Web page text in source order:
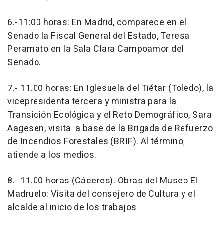
6.-11:00 horas: En Madrid, comparece en el
Senado la Fiscal General del Estado, Teresa
Peramato en la Sala Clara Campoamor del
Senado.
7.- 11.00 horas: En Iglesuela del Tiétar (Toledo), la
vicepresidenta tercera y ministra para la
Transición Ecológica y el Reto Demográfico, Sara
Aagesen, visita la base de la Brigada de Refuerzo
de Incendios Forestales (BRIF). Al término,
atiende a los medios.
8.- 11.00 horas (Cáceres). Obras del Museo El
Madruelo: Visita del consejero de Cultura y el
alcalde al inicio de los trabajos